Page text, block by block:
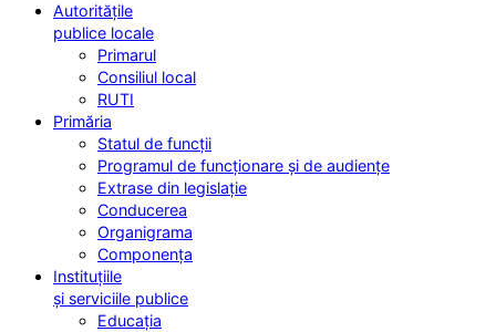
Autoritățile
publice locale
Primarul
Consiliul local
RUTI
Primăria
Statul de funcții
Programul de funcționare și de audiențe
Extrase din legislație
Conducerea
Organigrama
Componența
Instituțiile
și serviciile publice
Educația